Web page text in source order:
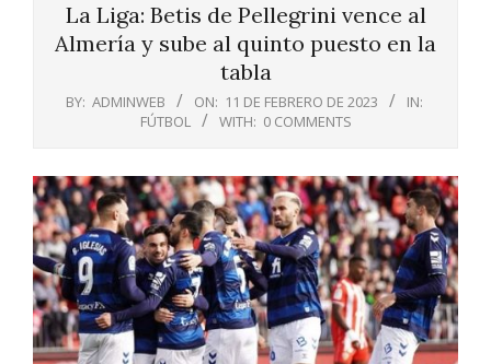
La Liga: Betis de Pellegrini vence al
Almería y sube al quinto puesto en la
tabla
BY: ADMINWEB ON: 11 DE FEBRERO DE 2023
IN:
FÚTBOL
WITH: 0 COMMENTS